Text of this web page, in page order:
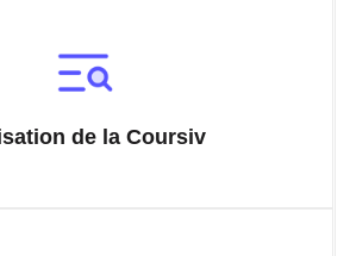
de la Coursiv